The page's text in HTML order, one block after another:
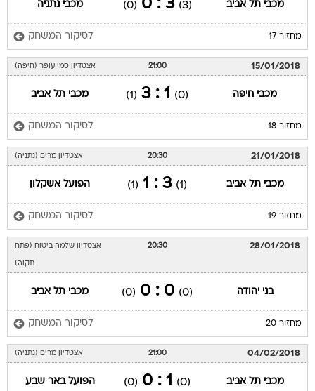
מכבי תל אביב (3)
3 : 0
(0) מכבי נתניה
מחזור 17 לסיקור המשחק
15/01/2018
21:00 אצטדיון סמי עופר (חיפה)
מכבי חיפה (0)
1 : 3
(1) מכבי תל אביב
מחזור 18 לסיקור המשחק
21/01/2018
20:30 אצטדיון מרים (נתניה)
מכבי תל אביב (1)
3 : 1
(1) הפועל אשקלון
מחזור 19 לסיקור המשחק
28/01/2018
20:30 אצטדיון שלמה ביטוח (פתח
תקוה)
בני יהודה (0)
0 : 0
(0) מכבי תל אביב
מחזור 20 לסיקור המשחק
04/02/2018
21:00 אצטדיון מרים (נתניה)
מכבי תל אביב (0)
1 : 0
(0) הפועל באר שבע